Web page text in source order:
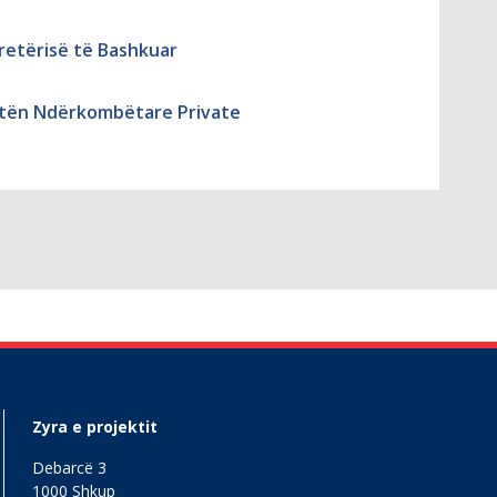
të Bashkuar
Ndërkombëtare Private
Zyra e projektit
Debarcë 3
1000 Shkup